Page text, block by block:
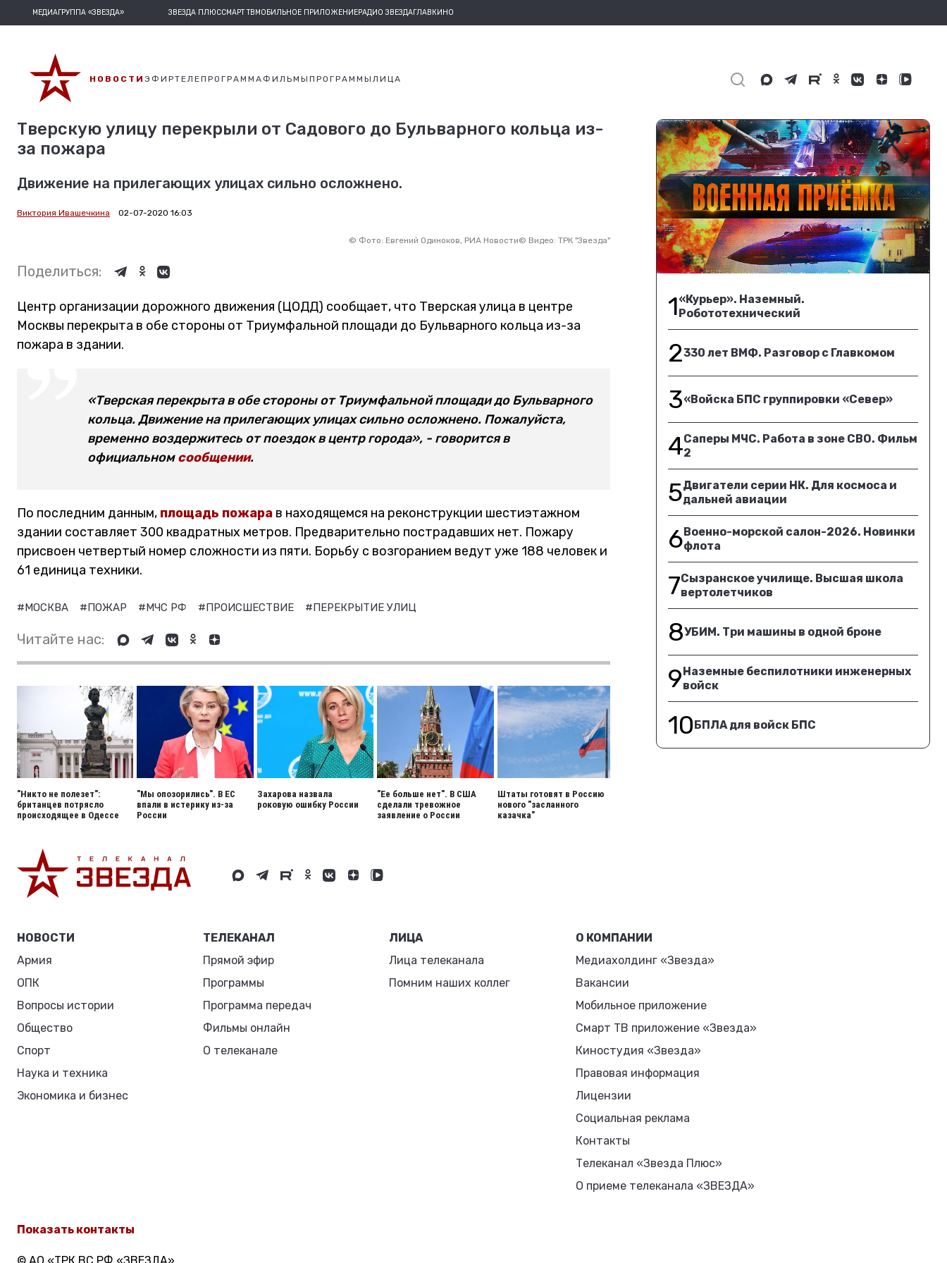
МЕДИАГРУППА «ЗВЕЗДА» ЗВЕЗДА ПЛЮССМАРТ ТВМОБИЛЬНОЕ ПРИЛОЖЕНИЕРАДИО ЗВЕЗДАГЛАВКИНО
НОВОСТИ ЭФИРТЕЛЕПРОГРАММАФИЛЬМЫ ПРОГРАММЫ ЛИЦА
Тверскую улицу перекрыли от Садового до Бульварного кольца из-
за пожара
Движение на прилегающих улицах сильно осложнено.
Виктория Ивашечкина 02-07-2020 16:03
© Фото: Евгений Одиноков, РИА Новости© Видео: ТРК "Звезда"
Поделиться:
Центр организации дорожного движения (ЦОДД) сообщает, что Тверская улица в центре
Москвы перекрыта в обе стороны от Триумфальной площади до Бульварного кольца из-за
пожара в здании.
«Тверская перекрыта в обе стороны от Триумфальной площади до Бульварного
кольца. Движение на прилегающих улицах сильно осложнено. Пожалуйста,
временно воздержитесь от поездок в центр города», - говорится в
официальномсообщении.
По последним данным, площадь пожара в находящемся на реконструкции шестиэтажном
здании составляет 300 квадратных метров. Предварительно пострадавших нет. Пожару
присвоен четвертый номер сложности из пяти. Борьбу с возгоранием ведут уже 188 человек и
61 единица техники.
#МОСКВА #ПОЖАР #МЧС РФ #ПРОИСШЕСТВИЕ #ПЕРЕКРЫТИЕ УЛИЦ
Читайте нас:
"Никто не полезет":
британцев потрясло
происходящее в Одессе
"Мы опозорились". В ЕС
впали в истерику из-за
России
Захарова назвала
роковую ошибку России
"Ее больше нет". В США
сделали тревожное
заявление о России
Штаты готовят в Россию
нового "засланного
казачка"
1«Курьер». Наземный.
Робототехнический
2330 лет ВМФ. Разговор с Главкомом
3«Войска БПС группировки «Север»
4Саперы МЧС. Работа в зоне СВО. Фильм
2
5Двигатели серии НК. Для космоса и
дальней авиации
6Военно-морской салон-2026. Новинки
флота
7Сызранское училище. Высшая школа
вертолетчиков
8УБИМ. Три машины в одной броне
9Наземные беспилотники инженерных
войск
10БПЛА для войск БПС
НОВОСТИ
Армия
ОПК
Вопросы истории
Общество
Спорт
Наука и техника
Экономика и бизнес
ТЕЛЕКАНАЛ
Прямой эфир
Программы
Программа передач
Фильмы онлайн
О телеканале
ЛИЦА
Лица телеканала
Помним наших коллег
О КОМПАНИИ
Медиахолдинг «Звезда»
Вакансии
Мобильное приложение
Смарт ТВ приложение «Звезда»
Киностудия «Звезда»
Правовая информация
Лицензии
Социальная реклама
Контакты
Телеканал «Звезда Плюс»
О приеме телеканала «ЗВЕЗДА»
Показать контакты